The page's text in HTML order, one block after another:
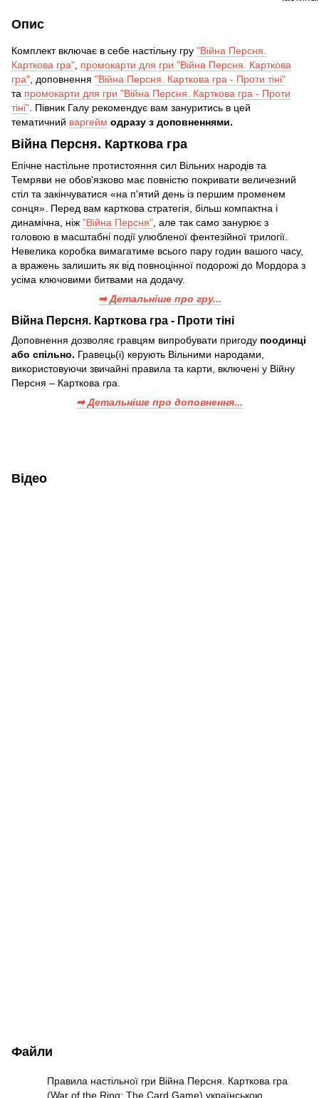
Опис
Комплект включає в себе настільну гру "Війна Персня.
Карткова гра" промокарти для гри "Війна Персня. Карткова
гра" , доповнення "Війна Персня. Карткова гра - Проти тіні"
та промокарти для гри "Війна Персня. Карткова гра - Проти
тіні" . Півник Галу рекомендує вам зануритись в цей
тематичний варгейм одразу з доповненнями.
Війна Персня. Карткова гра
Епічне настільне протистояння сил Вільних народів та
Темряви не обов'язково має повністю покривати величезний
стіл та закінчуватися «на п'ятий день із першим променем
сонця». Перед вам карткова стратегія, більш компактна і
динамічна, ніж "Війна Персня" , але так само занурює з
головою в масштабні події улюбленої фентезійної трилогії.
Невелика коробка вимагатиме всього пару годин вашого часу,
а вражень залишить як від повноцінної подорожі до Мордора з
усіма ключовими битвами на додачу.
➡ Детальніше про гру...
Війна Персня. Карткова гра - Проти тіні
Доповнення дозволяє гравцям випробувати пригоду поодинці
або спільно. Гравець(і) керують Вільними народами,
використовуючи звичайні правила та карти, включені у Війну
Персня – Карткова гра.
➡ Детальніше про доповнення...
Відео
Файли
Правила настільної гри Війна Персня. Карткова гра
(War of the Ring: The Card Game) українською